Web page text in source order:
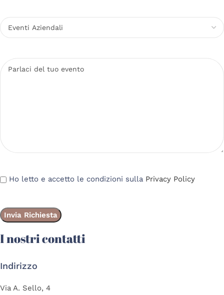
Ho letto e accetto le condizioni sulla Privacy Policy
I nostri contatti
Indirizzo
Via A. Sello, 4